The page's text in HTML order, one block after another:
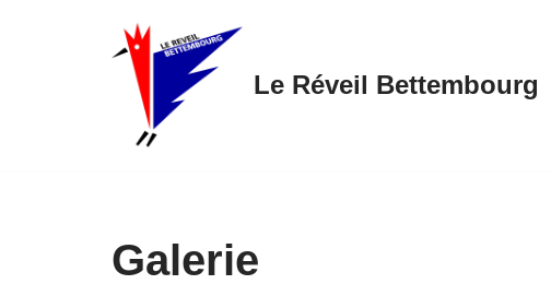
Le Réveil Bettembourg
Galerie